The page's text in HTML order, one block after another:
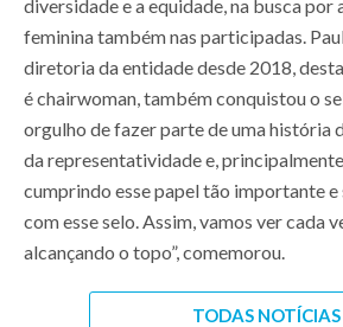
diversidade e a equidade, na busca por
feminina também nas participadas.
diretoria da entidade desde 2018,
é chairwoman, também conquistou o
orgulho de fazer parte de uma história
da representatividade e,
cumprindo esse papel tão importante
com esse selo. Assim, vamos ver cada
alcançando o topo”, comemorou.
TODAS NOTÍCIAS